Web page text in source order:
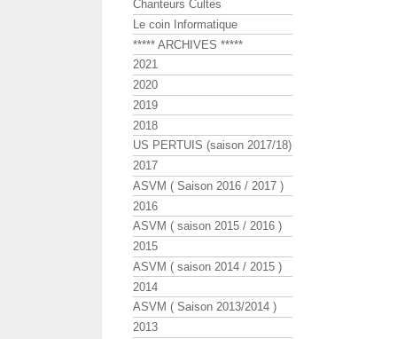
Chanteurs Cultes
Le coin Informatique
***** ARCHIVES *****
2021
2020
2019
2018
US PERTUIS (saison 2017/18)
2017
ASVM ( Saison 2016 / 2017 )
2016
ASVM ( saison 2015 / 2016 )
2015
ASVM ( saison 2014 / 2015 )
2014
ASVM ( Saison 2013/2014 )
2013